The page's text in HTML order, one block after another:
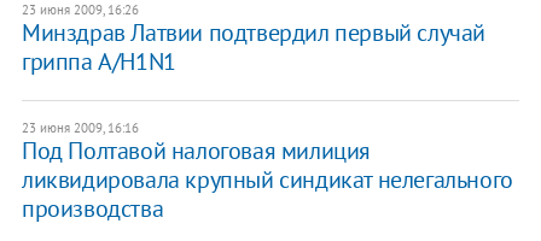
23 июня 2009, 16:26
Минздрав Латвии подтвердил первый случай
гриппа A/H1N1
23 июня 2009, 16:16
Под Полтавой налоговая милиция
ликвидировала крупный синдикат нелегального
производства